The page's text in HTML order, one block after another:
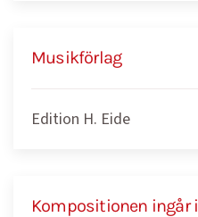
Musikförlag
Edition H. Eide
Kompositionen ingår i